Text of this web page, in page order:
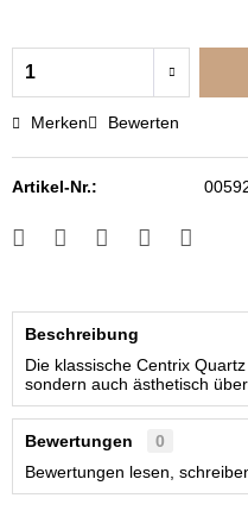
Merken Bewerten
Artikel-Nr.:
Beschreibung
Die klassische Centrix
sondern auch ästhetisch
Bewertungen
0
Bewertungen lesen,